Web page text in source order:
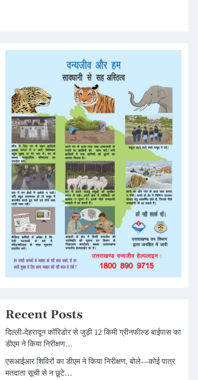
Recent Posts
दिल्ली-देहरादून कॉरिडोर से जुड़ी 12 किमी ग्रीनफील्ड बाईपास का
डीएम ने किया निरीक्षण…
एसआईआर शिविरों का डीएम ने किया निरीक्षण, बोले—कोई पात्र
मतदाता सूची से न छूटे…